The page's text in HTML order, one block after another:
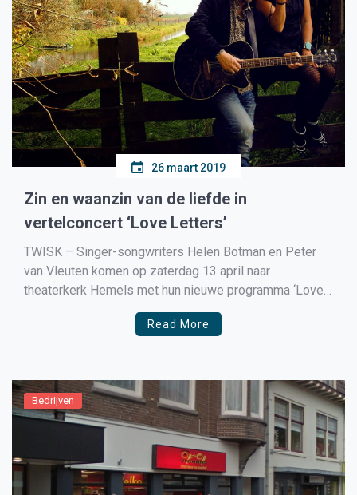
26 maart 2019
Zin en waanzin van de liefde in
vertelconcert ‘Love Letters’
TWISK – Singer-songwriters Helen Botman en Peter
van Vleuten komen op zaterdag 13 april naar
theaterkerk Hemels met hun nieuwe programma ‘Love
Letters’. Via songs, verhalen, beroemde liefdesbrieven
en anekdotes laten ze de liefde stralen – in al haar
Read More
Bedrijven